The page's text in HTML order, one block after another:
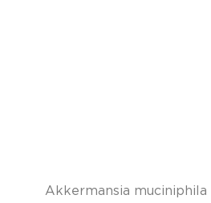
Akkermansia muciniphila